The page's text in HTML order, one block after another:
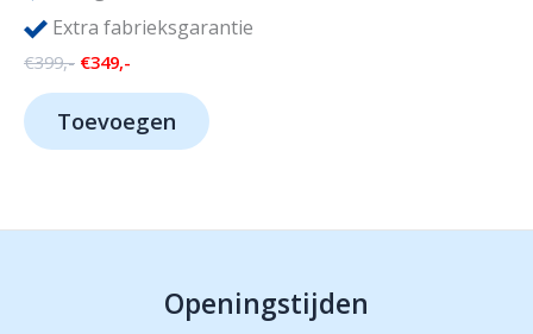
Extra fabrieksgarantie
€399,- Oorspronkelijke
€399,-.
€349,-
€349,-.
Toevoegen
Openingstijden